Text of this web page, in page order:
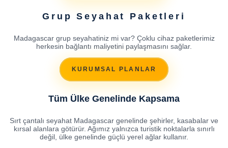
Grup Seyahat Paketleri
Madagascar grup seyahatiniz mi var? Çoklu cihaz paketlerimiz
herkesin bağlantı maliyetini paylaşmasını sağlar.
KURUMSAL PLANLAR
Tüm Ülke Genelinde Kapsama
Sırt çantalı seyahat Madagascar genelinde şehirler, kasabalar ve
kırsal alanlara götürür. Ağımız yalnızca turistik noktalarla sınırlı
değil, ülke genelinde güçlü yerel ağlar kullanır.